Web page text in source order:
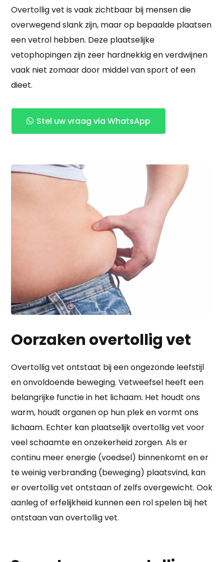
Overtollig vet is vaak zichtbaar bij mensen die
overwegend slank zijn, maar op bepaalde plaatsen
een vetrol hebben. Deze plaatselijke
vetophopingen zijn zeer hardnekkig en verdwijnen
vaak niet zomaar door middel van sport of een
dieet.
Stel uw vraag via WhatsApp
Oorzaken overtollig vet
Overtollig vet ontstaat bij een ongezonde leefstijl
en onvoldoende beweging. Vetweefsel heeft een
belangrijke functie in het lichaam. Het houdt ons
warm, houdt organen op hun plek en vormt ons
lichaam. Echter kan plaatselijk overtollig vet voor
veel schaamte en onzekerheid zorgen. Als er
continu meer energie (voedsel) binnenkomt en er
te weinig verbranding (beweging) plaatsvind, kan
er overtollig vet ontstaan of zelfs overgewicht. Ook
aanleg of erfelijkheid kunnen een rol spelen bij het
ontstaan van overtollig vet.